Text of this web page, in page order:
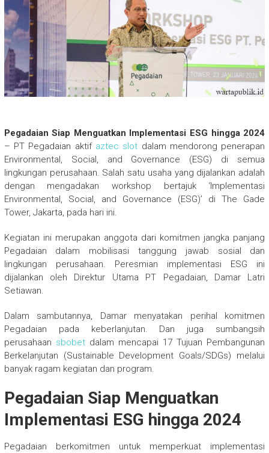
Pegadaian Siap Menguatkan Implementasi ESG hingga 2024
– PT Pegadaian aktif aztec slot dalam mendorong penerapan
Environmental, Social, and Governance (ESG) di semua
lingkungan perusahaan. Salah satu usaha yang dijalankan adalah
dengan mengadakan workshop bertajuk ‘Implementasi
Environmental, Social, and Governance (ESG)’ di The Gade
Tower, Jakarta, pada hari ini.
Kegiatan ini merupakan anggota dari komitmen jangka panjang
Pegadaian dalam mobilisasi tanggung jawab sosial dan
lingkungan perusahaan. Peresmian implementasi ESG ini
dijalankan oleh Direktur Utama PT Pegadaian, Damar Latri
Setiawan.
Dalam sambutannya, Damar menyatakan perihal komitmen
Pegadaian pada keberlanjutan. Dan juga sumbangsih
perusahaan sbobetdalam mencapai 17 Tujuan Pembangunan
Berkelanjutan (Sustainable Development Goals/SDGs) melalui
banyak ragam kegiatan dan program.
Pegadaian Siap Menguatkan
Implementasi ESG hingga 2024
Pegadaian berkomitmen untuk memperkuat implementasi